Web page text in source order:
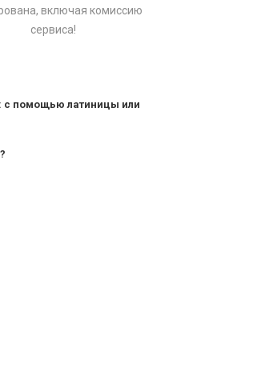
включая комиссию
сервиса!
с помощью латиницы или
лет и старше;